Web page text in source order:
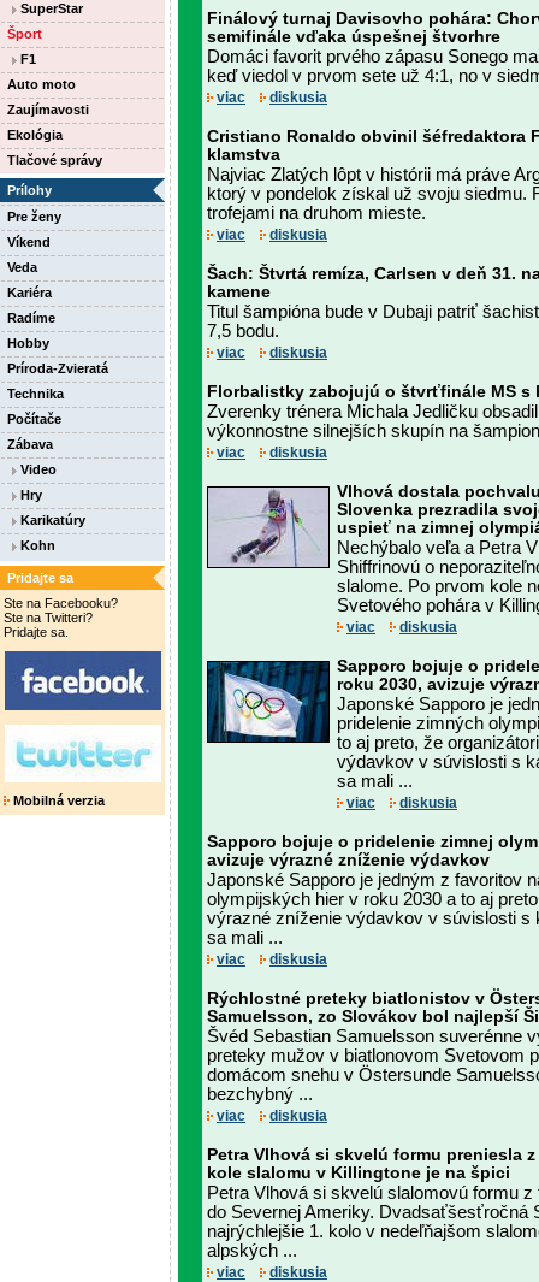
SuperStar
Šport
F1
Auto moto
Zaujímavosti
Ekológia
Tlačové správy
Prílohy
Pre ženy
Víkend
Veda
Kariéra
Radíme
Hobby
Príroda-Zvieratá
Technika
Počítače
Zábava
Video
Hry
Karikatúry
Kohn
Pridajte sa
Ste na Facebooku?
Ste na Twitteri?
Pridajte sa.
Mobilná verzia
Finálový turnaj Davisovho pohára:
semifinále vďaka úspešnej štvorhre
Domáci favorit prvého zápasu Sonego
keď viedol v prvom sete už 4:1, no v
viac diskusia
Cristiano Ronaldo obvinil šéfredaktora
klamstva
Najviac Zlatých lôpt v histórii má práve
ktorý v pondelok získal už svoju siedmu.
trofejami na druhom mieste.
viac diskusia
Šach: Štvrtá remíza, Carlsen v deň 31.
kamene
Titul šampióna bude v Dubaji patriť
7,5 bodu.
viac diskusia
Florbalistky zabojujú o štvrťfinále MS s
Zverenky trénera Michala Jedličku
výkonnostne silnejších skupín na
viac diskusia
Vlhová dostala
Slovenka prezradila
uspieť na zimnej
Nechýbalo veľa a Petra
Shiffrinovú o
slalome. Po prvom kole
Svetového pohára v
viac diskusia
Sapporo bojuje o
roku 2030, avizuje
Japonské Sapporo je
pridelenie zimných
to aj preto, že
výdavkov v súvislosti s
sa mali ...
viac diskusia
Sapporo bojuje o pridelenie zimnej
avizuje výrazné zníženie výdavkov
Japonské Sapporo je jedným z favoritov
olympijských hier v roku 2030 a to aj
výrazné zníženie výdavkov v súvislosti s
sa mali ...
viac diskusia
Rýchlostné preteky biatlonistov v
Samuelsson, zo Slovákov bol najlepší
Švéd Sebastian Samuelsson suverénne
preteky mužov v biatlonovom Svetovom
domácom snehu v Östersunde
bezchybný ...
viac diskusia
Petra Vlhová si skvelú formu preniesla
kole slalomu v Killingtone je na špici
Petra Vlhová si skvelú slalomovú formu
do Severnej Ameriky. Dvadsaťšesťročná
najrýchlejšie 1. kolo v nedeľňajšom
alpských ...
viac diskusia